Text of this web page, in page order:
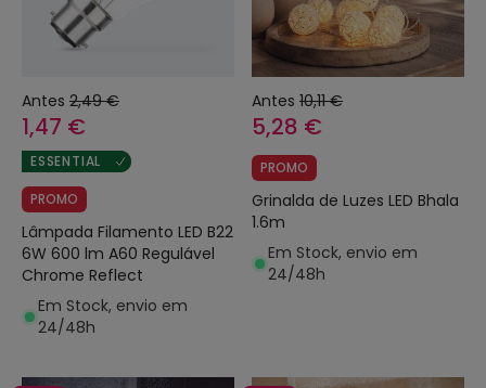
Antes 2,49 €
1,47 €
ESSENTIAL
PROMO
Lâmpada Filamento LED B22
6W 600 lm A60 Regulável
Chrome Reflect
Em Stock, envio em
24/48h
Antes 10,11 €
5,28 €
PROMO
Grinalda de Luzes LED Bhala
1.6m
Em Stock, envio em
24/48h